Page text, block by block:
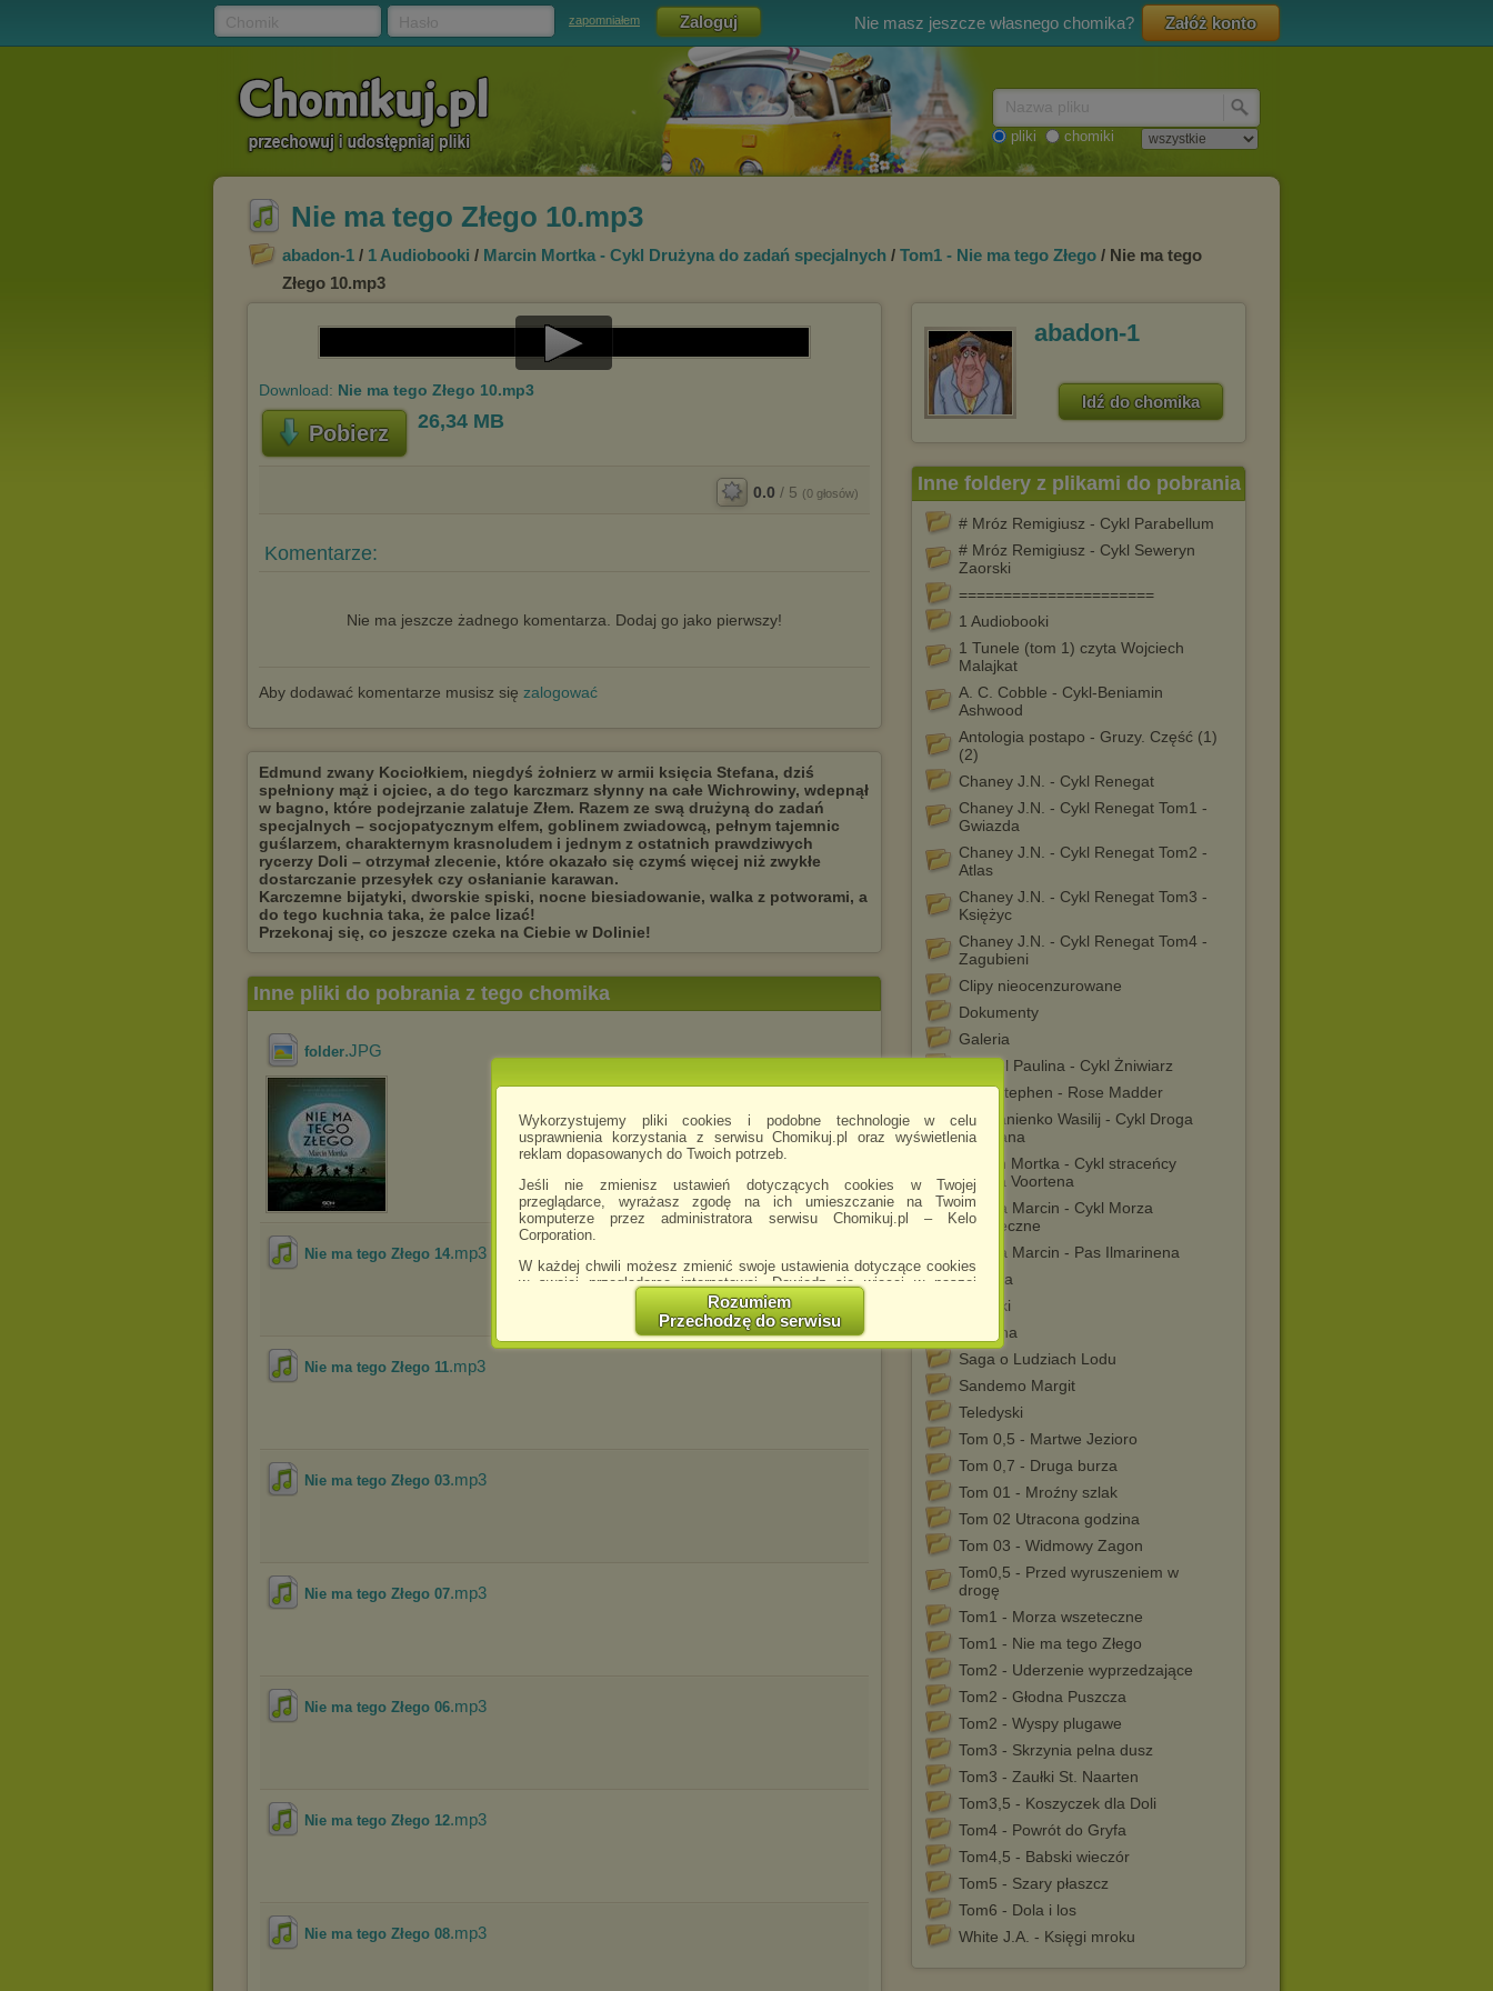
Wykorzystujemy pliki cookies i podobne technologie w celu
usprawnienia korzystania z serwisu Chomikuj.pl oraz wyświetlenia
reklam dopasowanych do Twoich potrzeb.
Jeśli nie zmienisz ustawień dotyczących cookies w Twojej
przeglądarce, wyrażasz zgodę na ich umieszczanie na Twoim
komputerze przez administratora serwisu Chomikuj.pl – Kelo
Corporation.
W każdej chwili możesz zmienić swoje ustawienia dotyczące cookies
w swojej przeglądarce internetowej. Dowiedz się więcej w naszej
http://chomikuj.pl/PolitykaPrywatnosci.aspx
Jednocześnie informujemy że zmiana ustawień przeglądarki może
spowodować ograniczenie korzystania ze strony Chomikuj.pl.
W przypadku braku twojej zgody na akceptację cookies niestety
Zaufanych Partnerów
(dostosowanie reklam do Twoich potrzeb, analiza skuteczności działań
Wyrażenie sprzeciwu spowoduje, że wyświetlana Ci reklama nie
będzie dopasowana do Twoich preferencji, a będzie to reklama
Istnieje możliwość zmiany ustawień przeglądarki internetowej w
sposób uniemożliwiający przechowywanie plików cookies na
urządzeniu końcowym. Można również usunąć pliki cookies,
dokonując odpowiednich zmian w ustawieniach przeglądarki
Pełną informację na ten temat znajdziesz pod adresem
Rozumiem
Przechodzę do serwisu
zapomniałem Nie masz jeszcze własnego chomika? Załóż konto
pliki chomiki
Nie ma tego Złego 10.mp3
abadon-1 / 1 Audiobooki / Marcin Mortka - Cykl Drużyna do zadań specjalnych / Tom1 - Nie ma tego Złego / Nie ma tego
Złego 10.mp3
Play
Download: Nie ma tego Złego 10.mp3
Pobierz 26,34 MB
0.0 / 5 (0 głosów)
Komentarze:
Nie ma jeszcze żadnego komentarza. Dodaj go jako pierwszy!
Aby dodawać komentarze musisz się zalogować
abadon-1
Idź do chomika
Inne foldery z plikami do pobrania
# Mróz Remigiusz - Cykl Parabellum
# Mróz Remigiusz - Cykl Seweryn
Zaorski
======================
1 Audiobooki
1 Tunele (tom 1) czyta Wojciech
Malajkat
A. C. Cobble - Cykl-Beniamin
Ashwood
Antologia postapo - Gruzy. Część (1)
(2)
Chaney J.N. - Cykl Renegat
Chaney J.N. - Cykl Renegat Tom1 -
Gwiazda
Chaney J.N. - Cykl Renegat Tom2 -
Atlas
Chaney J.N. - Cykl Renegat Tom3 -
Księżyc
Chaney J.N. - Cykl Renegat Tom4 -
Zagubieni
Clipy nieocenzurowane
Dokumenty
Galeria
Hendel Paulina - Cykl Żniwiarz
King Stephen - Rose Madder
Machanienko Wasilij - Cykl Droga
Szamana
Marcin Mortka - Cykl straceńcy
Madsa Voortena
Mortka Marcin - Cykl Morza
wszeteczne
Mortka Marcin - Pas Ilmarinena
Muzyka
Okładki
Rihanna
Saga o Ludziach Lodu
Sandemo Margit
Teledyski
Tom 0,5 - Martwe Jezioro
Tom 0,7 - Druga burza
Tom 01 - Mroźny szlak
Tom 02 Utracona godzina
Tom 03 - Widmowy Zagon
Tom0,5 - Przed wyruszeniem w
drogę
Tom1 - Morza wszeteczne
Tom1 - Nie ma tego Złego
Tom2 - Uderzenie wyprzedzające
Tom2 - Głodna Puszcza
Tom2 - Wyspy plugawe
Tom3 - Skrzynia pelna dusz
Tom3 - Zaułki St. Naarten
Tom3,5 - Koszyczek dla Doli
Tom4 - Powrót do Gryfa
Tom4,5 - Babski wieczór
Tom5 - Szary płaszcz
Tom6 - Dola i los
White J.A. - Księgi mroku
Edmund zwany Kociołkiem, niegdyś żołnierz w armii księcia Stefana, dziś
spełniony mąż i ojciec, a do tego karczmarz słynny na całe Wichrowiny, wdepnął
w bagno, które podejrzanie zalatuje Złem. Razem ze swą drużyną do zadań
specjalnych – socjopatycznym elfem, goblinem zwiadowcą, pełnym tajemnic
guślarzem, charakternym krasnoludem i jednym z ostatnich prawdziwych
rycerzy Doli – otrzymał zlecenie, które okazało się czymś więcej niż zwykłe
dostarczanie przesyłek czy osłanianie karawan.
Karczemne bijatyki, dworskie spiski, nocne biesiadowanie, walka z potworami, a
do tego kuchnia taka, że palce lizać!
Przekonaj się, co jeszcze czeka na Ciebie w Dolinie!
Inne pliki do pobrania z tego chomika
folder.JPG
Nie ma tego Złego 14.mp3
Nie ma tego Złego 11.mp3
Nie ma tego Złego 03.mp3
Nie ma tego Złego 07.mp3
Nie ma tego Złego 06.mp3
Nie ma tego Złego 12.mp3
Nie ma tego Złego 08.mp3